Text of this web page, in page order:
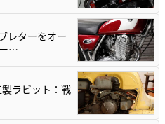
レターをオー
…
ラビット：戦